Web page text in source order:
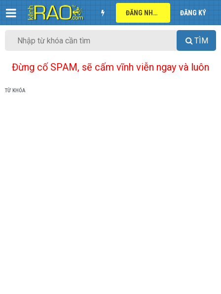
ĐĂNG NHẬP ĐĂNG KÝ
TÌM
Đừng cố SPAM, sẽ cấm vĩnh viễn ngay và luôn
TỪ KHÓA